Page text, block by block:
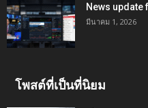
News update
มีนาคม 1, 2026
โพสต์ที่เป็นที่นิยม